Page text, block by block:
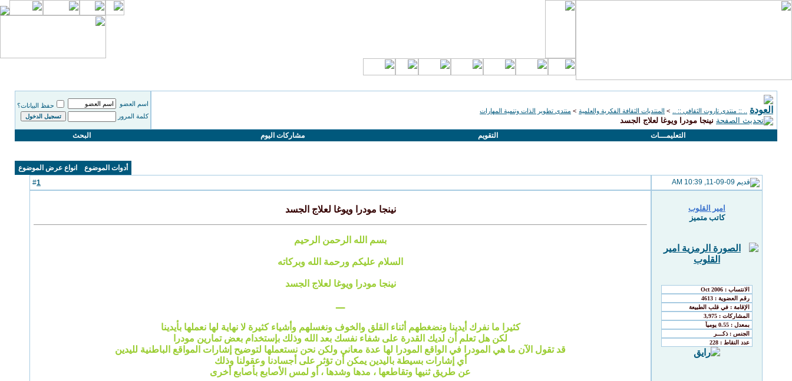
.. :: منتدى تاروت الثقافي :: .. > المنتديات الثقافة الفكرية والعلمية > منتدى تطوير الذات وتنمية المهارات
نينجا مودرا ويوغا لعلاج الجسد
اسم العضو
حفظ البيانات؟
كلمة المرور
التعليمـــات التقويم مشاركات اليوم البحث
أدوات الموضوع
انواع عرض الموضوع
1
امير القلوب
كاتب متميز
نينجا مودرا ويوغا لعلاج الجسد
بسم الله الرحمن الرحيم
السلام عليكم ورحمة الله وبركاته
نينجا مودرا ويوغا لعلاج الجسد
ـــ
كثيرا ما نفرك أيدينا ونضغطهم أثناء القلق والخوف ونغسلهم وأشياء كثيرة لا نهاية لها نعملها بأيدينا
لكن هل تعلم أن لديك القدرة على شفاء نفسك بعد الله وذلك بإستخدام بعض تمارين مودرا
قد تقول الآن ما هي المودرا في الواقع المودرا لها عدة معاني ولكن نحن نستعملها لتوضيح إشارات المواقع الباطنية لليدين
أي إشارات بسيطة باليدين يمكن أن تؤثر على أجسادنا وعقولنا وذلك
عن طريق ثنيها وتقاطعها ، مدها وشدها ، أو لمس الأصابع بأصابع أخرى